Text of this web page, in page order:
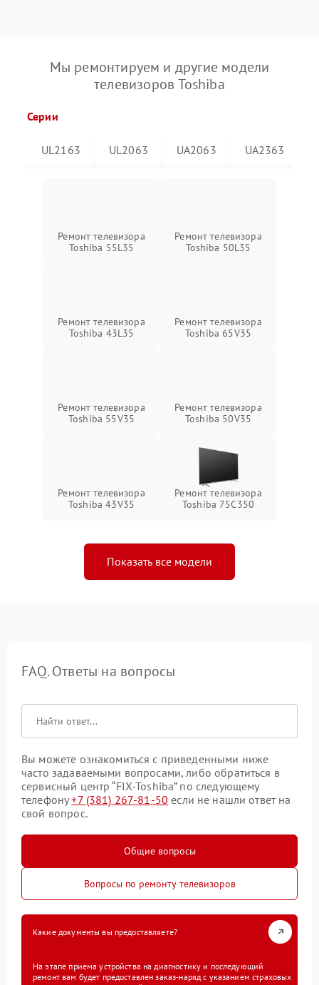
Мы ремонтируем и другие модели
телевизоров Toshiba
Серии
UL2163 UL2063 UA2063 UA2363
Ремонт телевизора
Toshiba 55L35
Ремонт телевизора
Toshiba 50L35
Ремонт телевизора
Toshiba 43L35
Ремонт телевизора
Toshiba 65V35
Ремонт телевизора
Toshiba 55V35
Ремонт телевизора
Toshiba 50V35
Ремонт телевизора
Toshiba 43V35
Ремонт телевизора
Toshiba 75C350
Показать все модели
FAQ. Ответы на вопросы
Вы можете ознакомиться с приведенными ниже
часто задаваемыми вопросами, либо обратиться в
сервисный центр “FIX-Toshiba” по следующему
телефону+7 (381) 267-81-50 если не нашли ответ на
свой вопрос.
Общие вопросы
Вопросы по ремонту телевизоров
Какие документы вы предоставляете?
На этапе приема устройства на диагностику и последующий
ремонт вам будет предоставлен заказ-наряд с указанием страховых